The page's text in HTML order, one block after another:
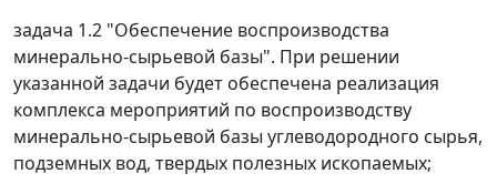
задача 1.2 "Обеспечение воспроизводства
минерально-сырьевой базы". При решении
указанной задачи будет обеспечена реализация
комплекса мероприятий по воспроизводству
минерально-сырьевой базы углеводородного сырья,
подземных вод, твердых полезных ископаемых;